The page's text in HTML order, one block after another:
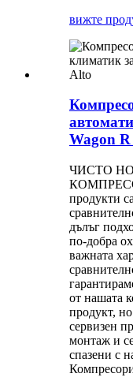
вижте
Wagon
ЧИСТО
продукти
дълъг
по-добра
важната
от нашата
продукт,
сервизен
монтаж и
спазени с